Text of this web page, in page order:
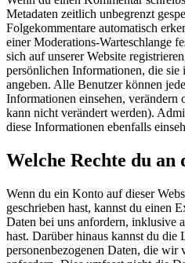
Metadaten zeitlich unbegrenzt
Folgekommentare automatisch
einer Moderations-Warteschlange
sich auf unserer Website
persönlichen Informationen, die
angeben. Alle Benutzer können
Informationen einsehen, verändern
kann nicht verändert werden).
diese Informationen ebenfalls
Welche Rechte du an
Wenn du ein Konto auf dieser
geschrieben hast, kannst du einen
Daten bei uns anfordern, inklusive
hast. Darüber hinaus kannst du die
personenbezogenen Daten, die wir